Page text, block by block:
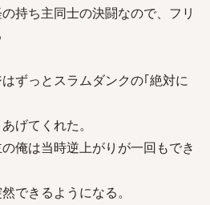
持ち主同士の決闘なので、フリ
ずっとスラムダンクの｢絶対に
げてくれた。
俺は当時逆上がりが一回もでき
できるようになる。